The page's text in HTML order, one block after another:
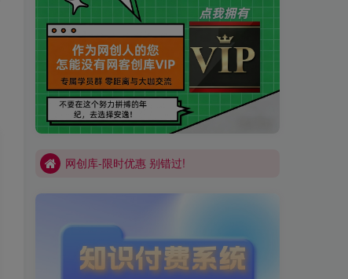
买VIP会员或加盟商-全年最低价-立即抢额
网创库-限时优惠 别错过!
买VIP会员或加盟商-全年最低价-立即抢额
网创库-限时优惠 别错过!